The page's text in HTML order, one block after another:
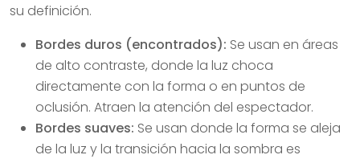
su definición.
Bordes duros (encontrados): Se usan en áreas
de alto contraste, donde la luz choca
directamente con la forma o en puntos de
oclusión. Atraen la atención del espectador.
Bordes suaves: Se usan donde la forma se aleja
de la luz y la transición hacia la sombra es